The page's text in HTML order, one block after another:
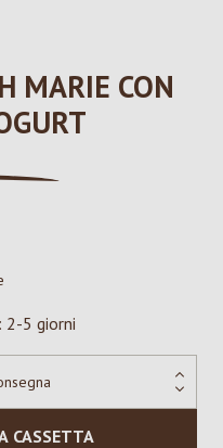
MARIE CON
2-5 giorni
CASSETTA